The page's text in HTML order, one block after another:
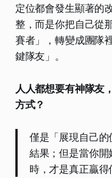
定位都會發生顯著的
整，而是你把自己從
賽者」，轉變成團隊
鍵隊友」。
人人都想要有神隊友
方式？
僅是「展現自己
結果；但是當你開
時，才是真正贏得